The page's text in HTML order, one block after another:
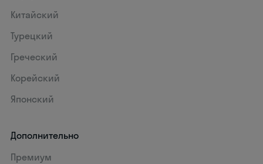
Китайский
Турецкий
Греческий
Корейский
Японский
Дополнительно
Премиум